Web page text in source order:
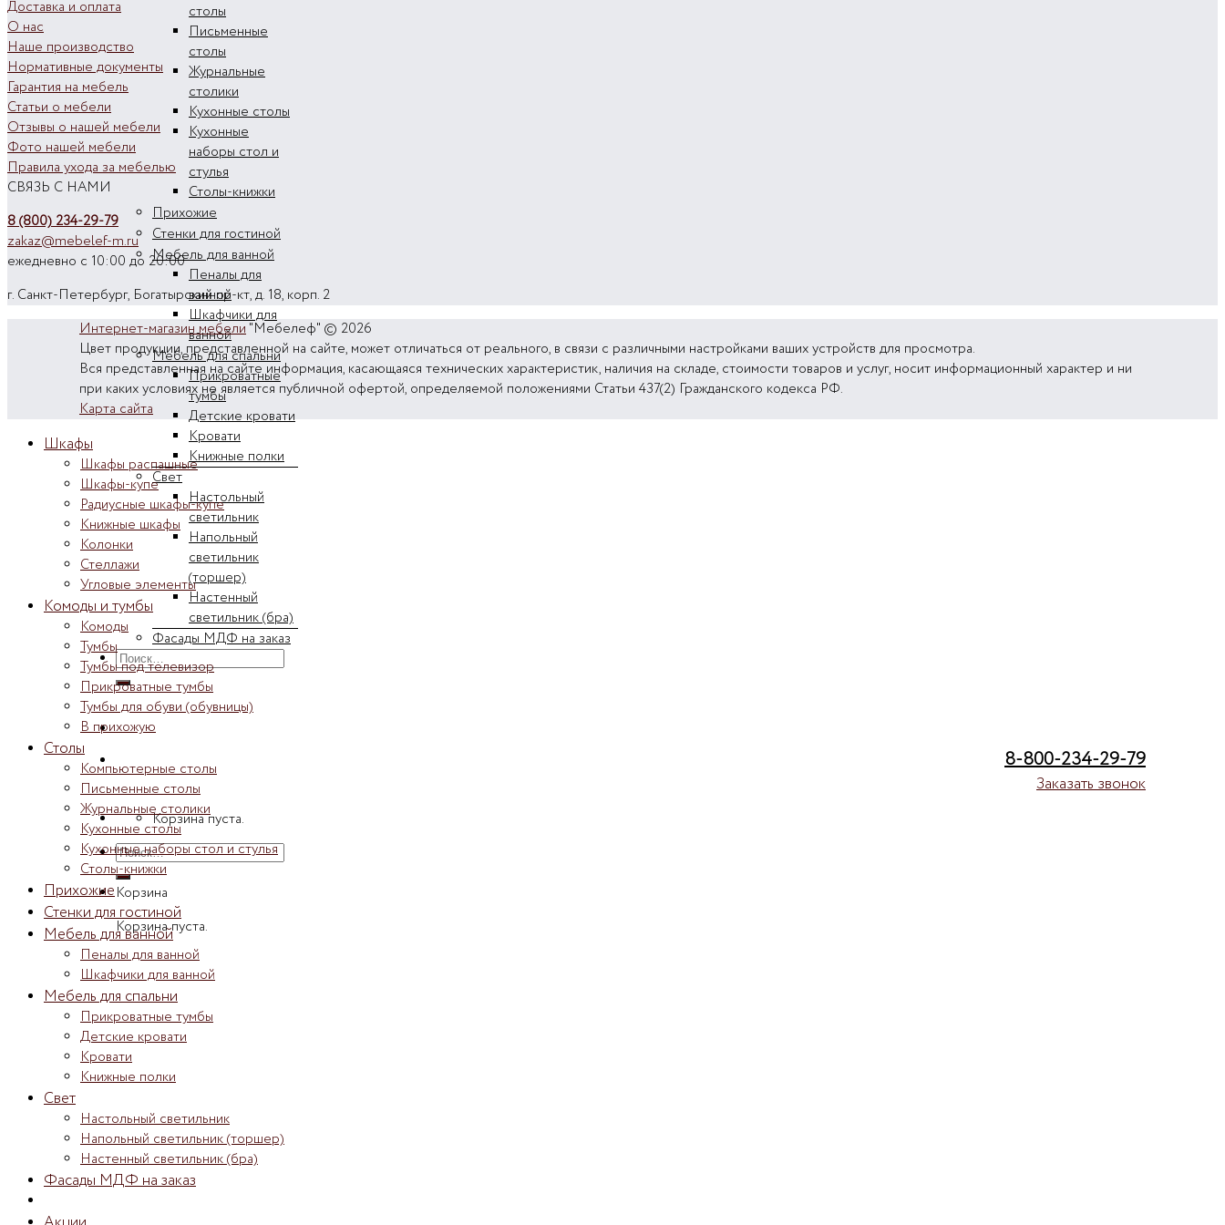
столы
Письменные
столы
Журнальные
столики
Кухонные столы
Кухонные
наборы стол и
стулья
Столы-книжки
Прихожие
Стенки для гостиной
Мебель для ванной
Пеналы для
ванной
Шкафчики для
ванной
Мебель для спальни
Прикроватные
тумбы
Детские кровати
Кровати
Книжные полки
Свет
Настольный
светильник
Напольный
светильник
(торшер)
Настенный
светильник (бра)
Фасады МДФ на заказ
Искать:
8-800-234-29-79
Заказать звонок
Корзина пуста.
Искать:
Корзина
Корзина пуста.
Доставка и оплата
О нас
Наше производство
Нормативные документы
Гарантия на мебель
Статьи о мебели
Отзывы о нашей мебели
Фото нашей мебели
Правила ухода за мебелью
СВЯЗЬ С НАМИ
8 (800) 234-29-79
zakaz@mebelef-m.ru
ежедневно с 10:00 до 20:00
г. Санкт-Петербург, Богатырский пр-кт, д. 18, корп. 2
Интернет-магазин мебели"Мебелеф" © 2026
Цвет продукции, представленной на сайте, может отличаться от реального, в связи с различными настройками ваших устройств для просмотра.
Вся представленная на сайте информация, касающаяся технических характеристик, наличия на складе, стоимости товаров и услуг, носит информационный характер и ни
при каких условиях не является публичной офертой, определяемой положениями Статьи 437(2) Гражданского кодекса РФ.
Карта сайта
Шкафы
Шкафы распашные
Шкафы-купе
Радиусные шкафы-купе
Книжные шкафы
Колонки
Стеллажи
Угловые элементы
Комоды и тумбы
Комоды
Тумбы
Тумбы под телевизор
Прикроватные тумбы
Тумбы для обуви (обувницы)
В прихожую
Столы
Компьютерные столы
Письменные столы
Журнальные столики
Кухонные столы
Кухонные наборы стол и стулья
Столы-книжки
Прихожие
Стенки для гостиной
Мебель для ванной
Пеналы для ванной
Шкафчики для ванной
Мебель для спальни
Прикроватные тумбы
Детские кровати
Кровати
Книжные полки
Свет
Настольный светильник
Напольный светильник (торшер)
Настенный светильник (бра)
Фасады МДФ на заказ